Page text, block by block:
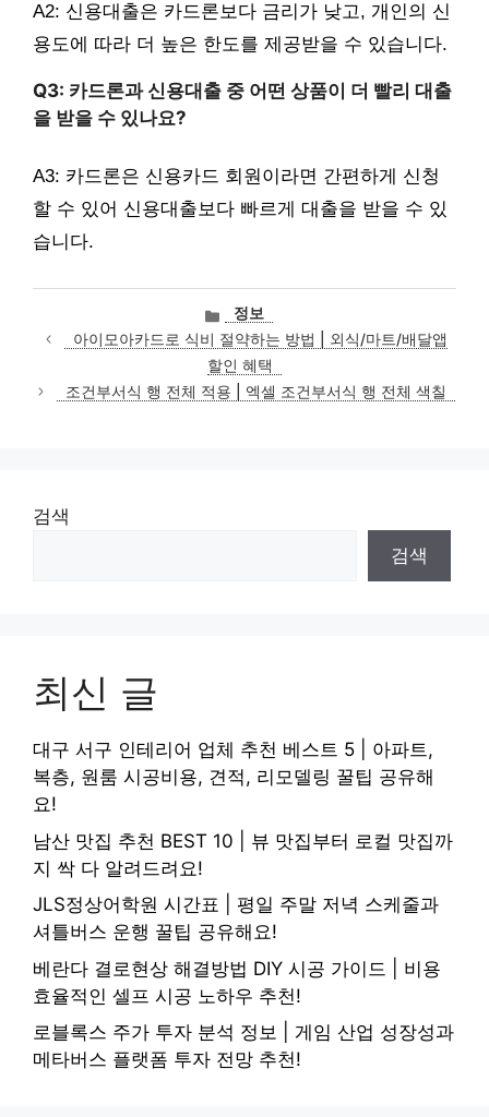
A2: 신용대출은 카드론보다 금리가 낮고, 개인의 신
용도에 따라 더 높은 한도를 제공받을 수 있습니다.
Q3: 카드론과 신용대출 중 어떤 상품이 더 빨리 대출
을 받을 수 있나요?
A3: 카드론은 신용카드 회원이라면 간편하게 신청
할 수 있어 신용대출보다 빠르게 대출을 받을 수 있
습니다.
카
테
고
리
정보
아이모아카드로 식비 절약하는 방법 | 외식/마트/배달앱
할인 혜택
조건부서식 행 전체 적용 | 엑셀 조건부서식 행 전체 색칠
검색
검색
최신 글
대구 서구 인테리어 업체 추천 베스트 5 | 아파트,
복층, 원룸 시공비용, 견적, 리모델링 꿀팁 공유해
요!
남산 맛집 추천 BEST 10 | 뷰 맛집부터 로컬 맛집까
지 싹 다 알려드려요!
JLS정상어학원 시간표 | 평일 주말 저녁 스케줄과
셔틀버스 운행 꿀팁 공유해요!
베란다 결로현상 해결방법 DIY 시공 가이드 | 비용
효율적인 셀프 시공 노하우 추천!
로블록스 주가 투자 분석 정보 | 게임 산업 성장성과
메타버스 플랫폼 투자 전망 추천!